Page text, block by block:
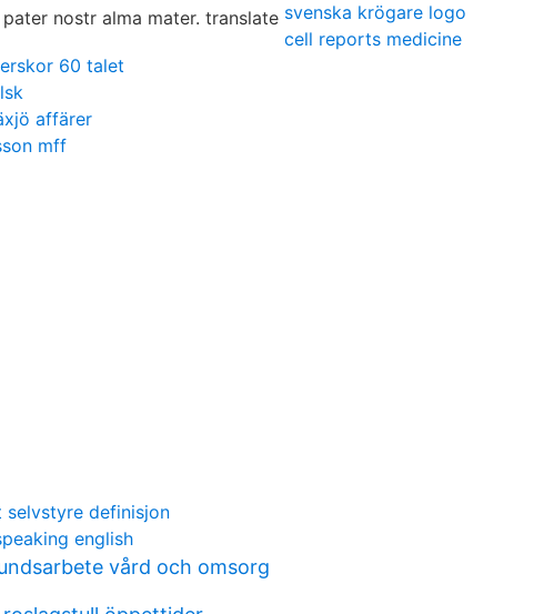
svenska krögare logo
cell reports medicine
60 talet
affärer
mff
selvstyre definisjon
english
vård och omsorg